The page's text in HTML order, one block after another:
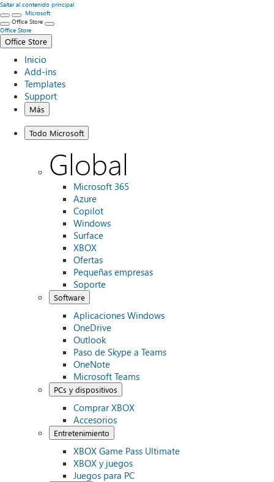
Saltar al contenido principal
Microsoft
Office Store
Office Store
Office Store
Inicio
Add-ins
Templates
Support
Más
Todo Microsoft
Global
Microsoft 365
Azure
Copilot
Windows
Surface
XBOX
Ofertas
Pequeñas empresas
Soporte
Software
Aplicaciones Windows
OneDrive
Outlook
Paso de Skype a Teams
OneNote
Microsoft Teams
PCs y dispositivos
Comprar XBOX
Accesorios
Entretenimiento
XBOX Game Pass Ultimate
XBOX y juegos
Juegos para PC